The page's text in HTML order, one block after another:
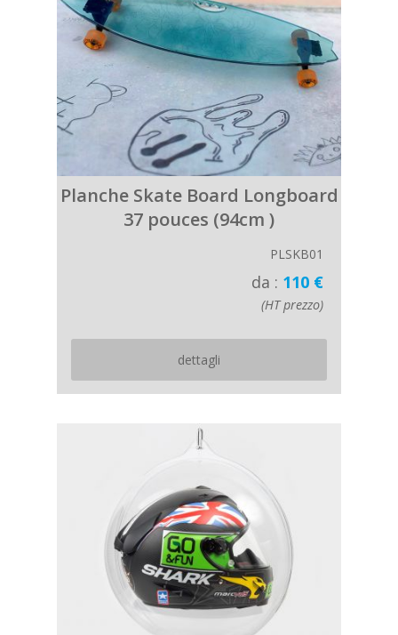
Planche Skate Board Longboard
37 pouces (94cm )
PLSKB01
da : 110 €
(HT prezzo)
dettagli